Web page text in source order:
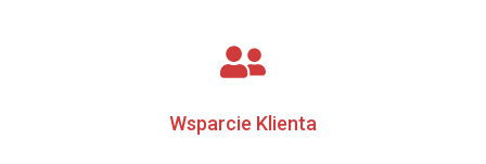
Wsparcie Klienta